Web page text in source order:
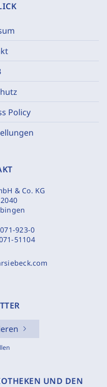
Policy
& Co. KG
923-0
51104
UND DEN